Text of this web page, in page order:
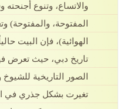
والاتساع، وتنوع أجنحته
المفتوحة، والمفتوحة)
الهوائية)، فإن البيت
تاريخ دبي، حيث تعرض
الصور التاريخية
تغيرت بشكل جذري في